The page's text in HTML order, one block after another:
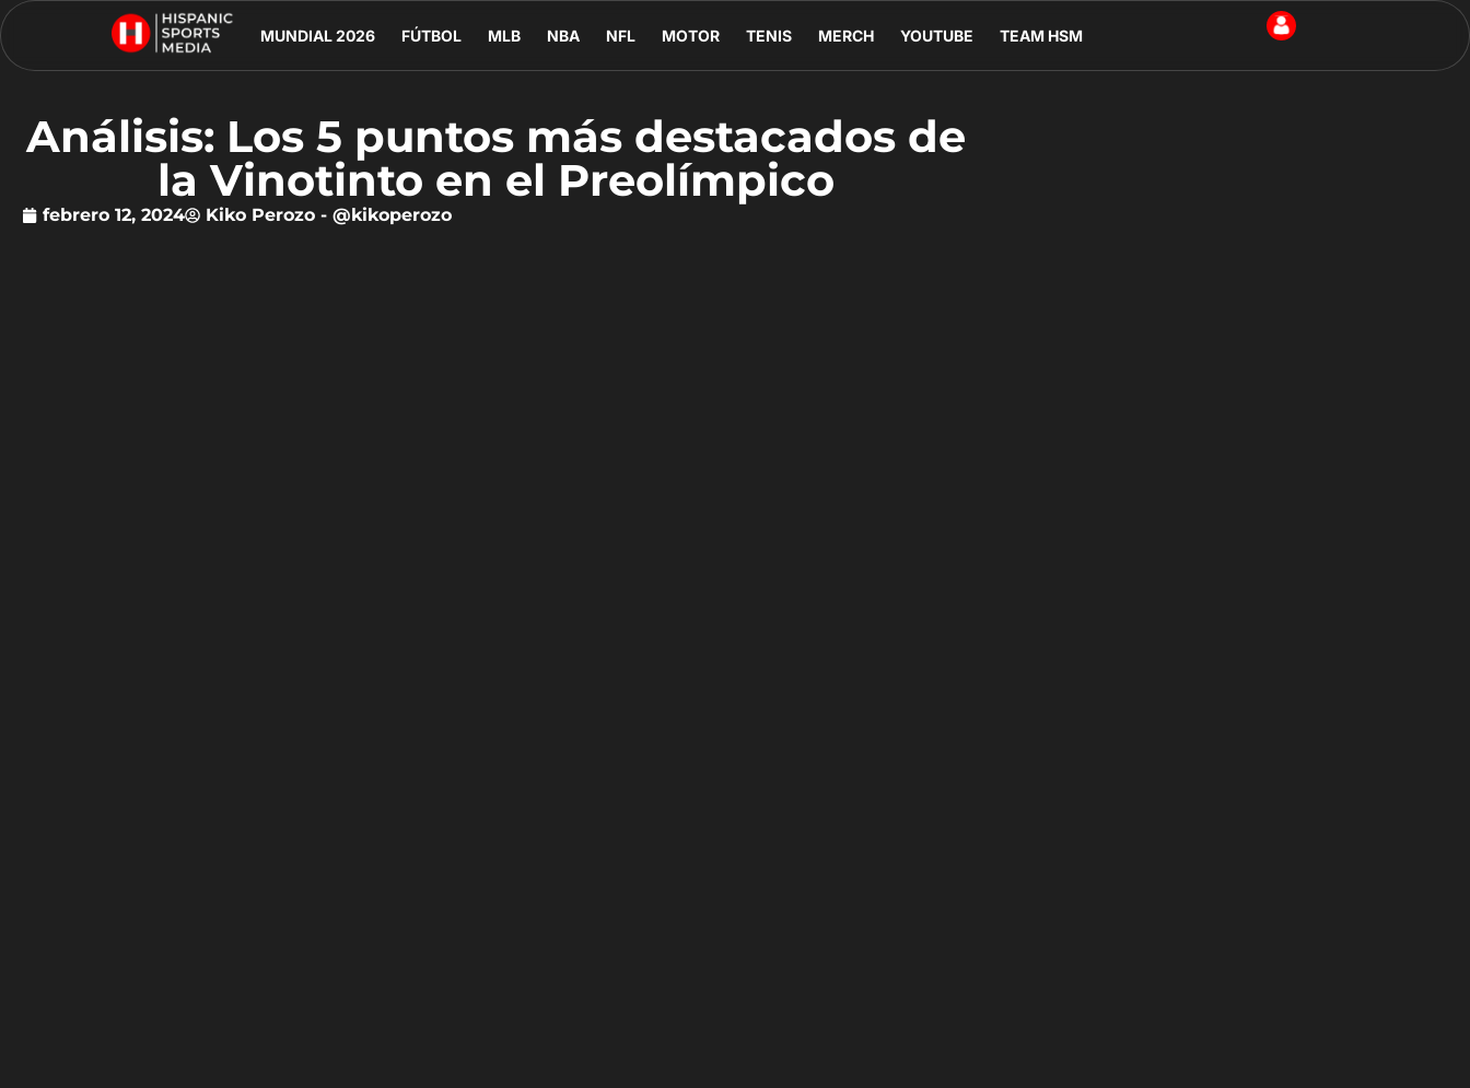
MUNDIAL 2026 FÚTBOL MLB NBA NFL MOTOR TENIS MERCH YOUTUBE TEAM HSM
Análisis: Los 5 puntos más destacados de
la Vinotinto en el Preolímpico
febrero 12, 2024 Kiko Perozo - @kikoperozo